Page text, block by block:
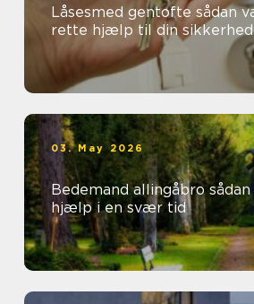
Låsesmed gentofte sådan vælger du den
rette hjælp til din sikkerhed
03. May 2026
Bedemand allingåbro sådan får du tryg
hjælp i en svær tid